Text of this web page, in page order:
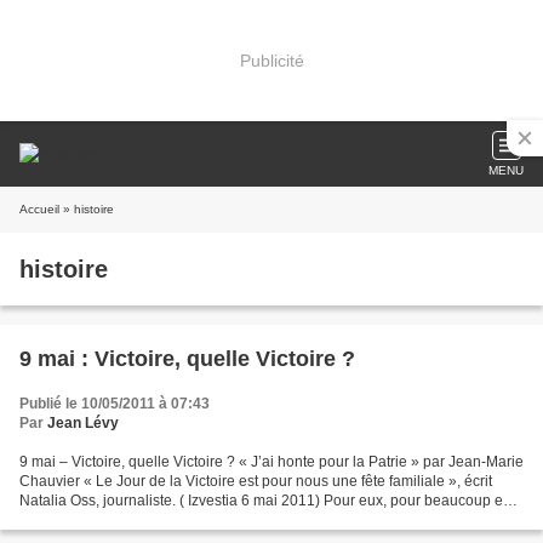
Publicité
MENU
Accueil » histoire
histoire
9 mai : Victoire, quelle Victoire ?
Publié le 10/05/2011 à 07:43
Par Jean Lévy
9 mai – Victoire, quelle Victoire ? « J’ai honte pour la Patrie » par Jean-Marie
Chauvier « Le Jour de la Victoire est pour nous une fête familiale », écrit
Natalia Oss, journaliste. ( Izvestia 6 mai 2011) Pour eux, pour beaucoup en